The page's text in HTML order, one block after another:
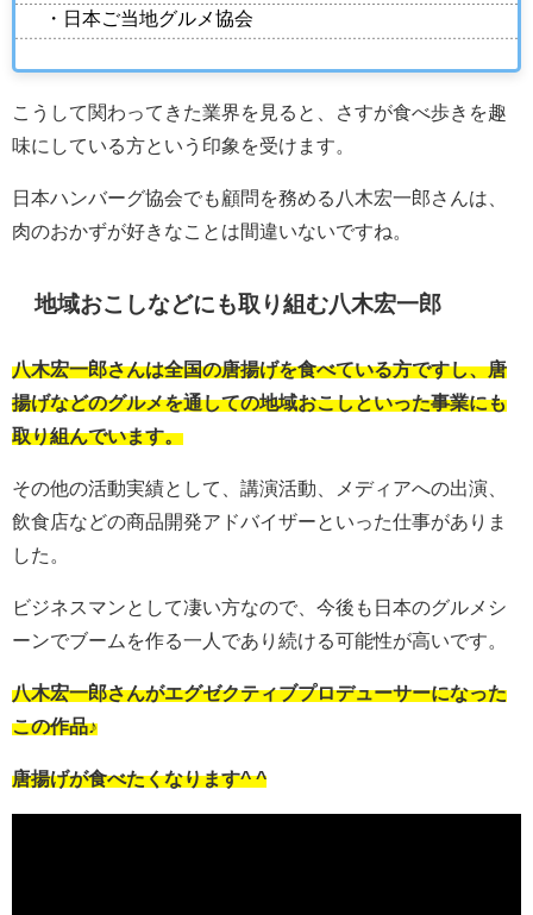
・日本ご当地グルメ協会
こうして関わってきた業界を見ると、さすが食べ歩きを趣
味にしている方という印象を受けます。
日本ハンバーグ協会でも顧問を務める八木宏一郎さんは、
肉のおかずが好きなことは間違いないですね。
地域おこしなどにも取り組む八木宏一郎
八木宏一郎さんは全国の唐揚げを食べている方ですし、唐
揚げなどのグルメを通しての地域おこしといった事業にも
取り組んでいます。
その他の活動実績として、講演活動、メディアへの出演、
飲食店などの商品開発アドバイザーといった仕事がありま
した。
ビジネスマンとして凄い方なので、今後も日本のグルメシ
ーンでブームを作る一人であり続ける可能性が高いです。
八木宏一郎さんがエグゼクティブプロデューサーになった
この作品♪
唐揚げが食べたくなります^ ^